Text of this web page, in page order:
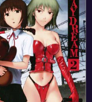
7901
2 2